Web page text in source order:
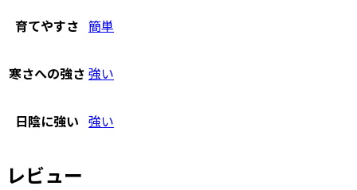
育てやすさ 簡単
寒さへの強さ 強い
日陰に強い 強い
レビュー